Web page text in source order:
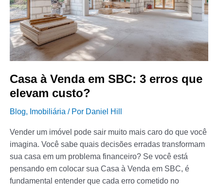
Casa à Venda em SBC: 3 erros que
elevam custo?
Blog, Imobiliária / Por Daniel Hill
Vender um imóvel pode sair muito mais caro do que você
imagina. Você sabe quais decisões erradas transformam
sua casa em um problema financeiro? Se você está
pensando em colocar sua Casa à Venda em SBC, é
fundamental entender que cada erro cometido no
erros
que
elevam
custo?